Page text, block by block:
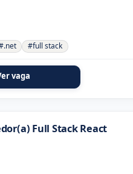
#full stack
vaga
Full Stack React